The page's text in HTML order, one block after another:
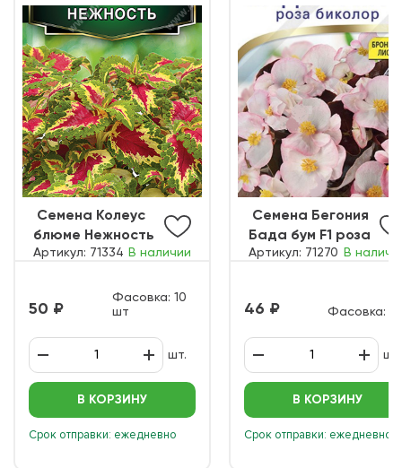
ㅤ Семена Колеус
блюме Нежность
Артикул: 71334 В наличии
50
Фасовка: 10
шт
шт.
В КОРЗИНУ
Срок отправки: ежедневно
ㅤ Семена Бегония
Бада бум F1 роза
биколор
Артикул: 71270 В
46 Фасовка:
шт.
В КОРЗИНУ
Срок отправки: ежедневно